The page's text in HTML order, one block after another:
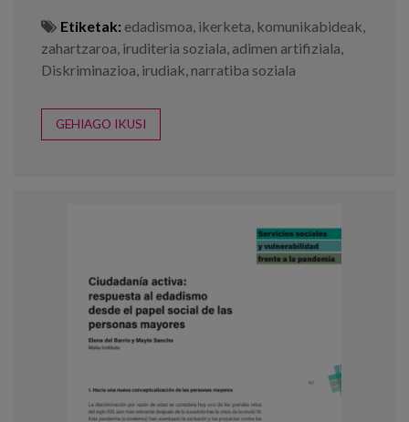
Etiketak: edadismoa, ikerketa, komunikabideak,
zahartzaroa, iruditeria soziala, adimen artifiziala,
Diskriminazioa, irudiak,narratiba soziala
GEHIAGO IKUSI